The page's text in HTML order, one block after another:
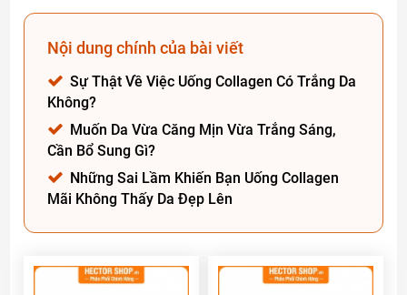
Nội dung chính của bài viết
Sự Thật Về Việc Uống Collagen Có Trắng Da
Không?
Muốn Da Vừa Căng Mịn Vừa Trắng Sáng,
Cần Bổ Sung Gì?
Những Sai Lầm Khiến Bạn Uống Collagen
Mãi Không Thấy Da Đẹp Lên